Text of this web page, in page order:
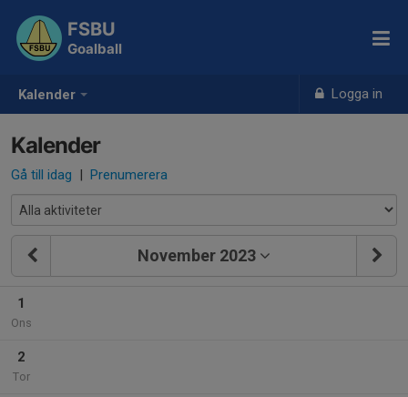
Kalender Logga in
FSBU
Goalball
Kalender
Gå till idag | Prenumerera
November 2023
1
Ons
2
Tor